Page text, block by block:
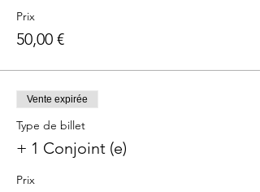
- Répondre à son grand besoin d'éveil :
stimuler sans sur stimuler
sommeil
s'endormir seul et en sécurité.
Contenu et outils :
motricité
Prix
50,00 €
Vente expirée
Type de billet
+ 1 Conjoint (e)
Prix